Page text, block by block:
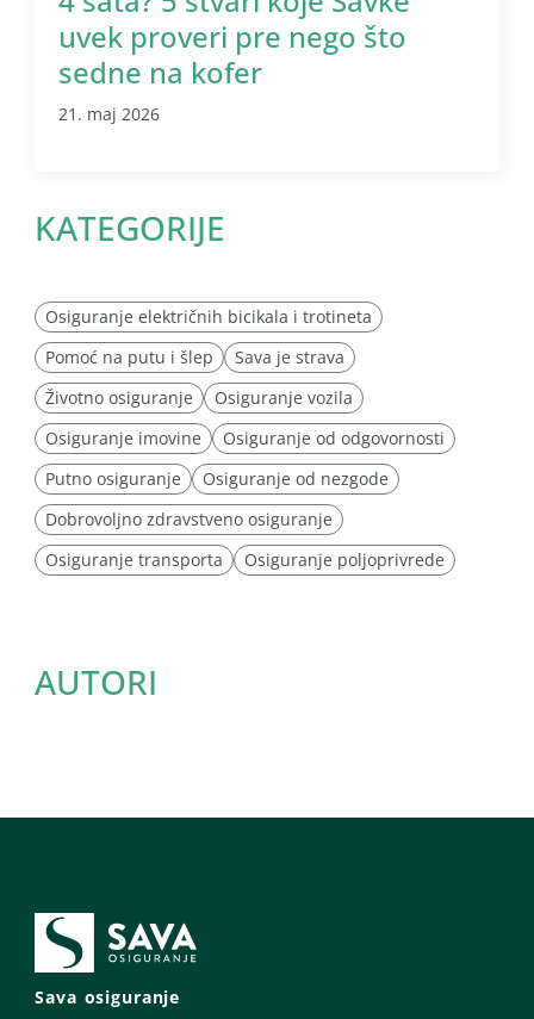
uvek proveri pre nego što
sedne na kofer
21. maj 2026
KATEGORIJE
Osiguranje električnih bicikala i trotineta
Pomoć na putu i šlep
Sava je strava
Životno osiguranje
Osiguranje vozila
Osiguranje imovine
Osiguranje od odgovornosti
Putno osiguranje
Osiguranje od nezgode
Dobrovoljno zdravstveno osiguranje
Osiguranje transporta
Osiguranje poljoprivrede
AUTORI
Sava osiguranje